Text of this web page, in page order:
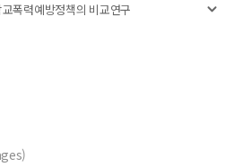
폭력예방정책의 비교연구